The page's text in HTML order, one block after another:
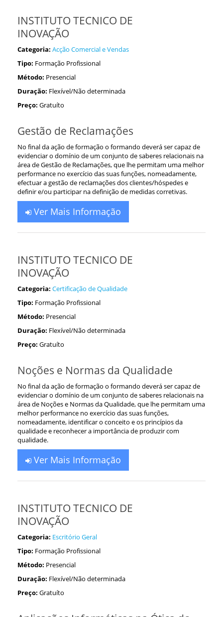
INSTITUTO TECNICO DE
INOVAÇÃO
Categoria: Acção Comercial e Vendas
Tipo: Formação Profissional
Método: Presencial
Duração: Flexível/Não determinada
Preço: Gratuíto
Gestão de Reclamações
No final da ação de formação o formando deverá ser capaz de
evidenciar o domínio de um conjunto de saberes relacionais na
área de Gestão de Reclamações, que lhe permitam uma melhor
performance no exercício das suas funções, nomeadamente,
efectuar a gestão de reclamações dos clientes/hóspedes e
definir e/ou participar na definição de medidas corretivas.
Ver Mais Informação
INSTITUTO TECNICO DE
INOVAÇÃO
Categoria: Certificação de Qualidade
Tipo: Formação Profissional
Método: Presencial
Duração: Flexível/Não determinada
Preço: Gratuíto
Noções e Normas da Qualidade
No final da ação de formação o formando deverá ser capaz de
evidenciar o domínio de um conjunto de saberes relacionais na
área de Noções e Normas da Qualidade, que lhe permitam uma
melhor performance no exercício das suas funções,
nomeadamente, identificar o conceito e os princípios da
qualidade e reconhecer a importância de produzir com
qualidade.
Ver Mais Informação
INSTITUTO TECNICO DE
INOVAÇÃO
Categoria: Escritório Geral
Tipo: Formação Profissional
Método: Presencial
Duração: Flexível/Não determinada
Preço: Gratuíto